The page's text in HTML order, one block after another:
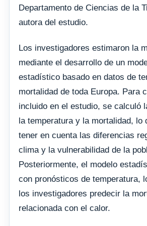
Departamento de Ciencias de la
autora del estudio.
Los investigadores estimaron la
mediante el desarrollo de un
estadístico basado en datos de
mortalidad de toda Europa. Para
incluido en el estudio, se calculó
la temperatura y la mortalidad, lo
tener en cuenta las diferencias
clima y la vulnerabilidad de la
Posteriormente, el modelo
con pronósticos de temperatura,
los investigadores predecir la
relacionada con el calor.